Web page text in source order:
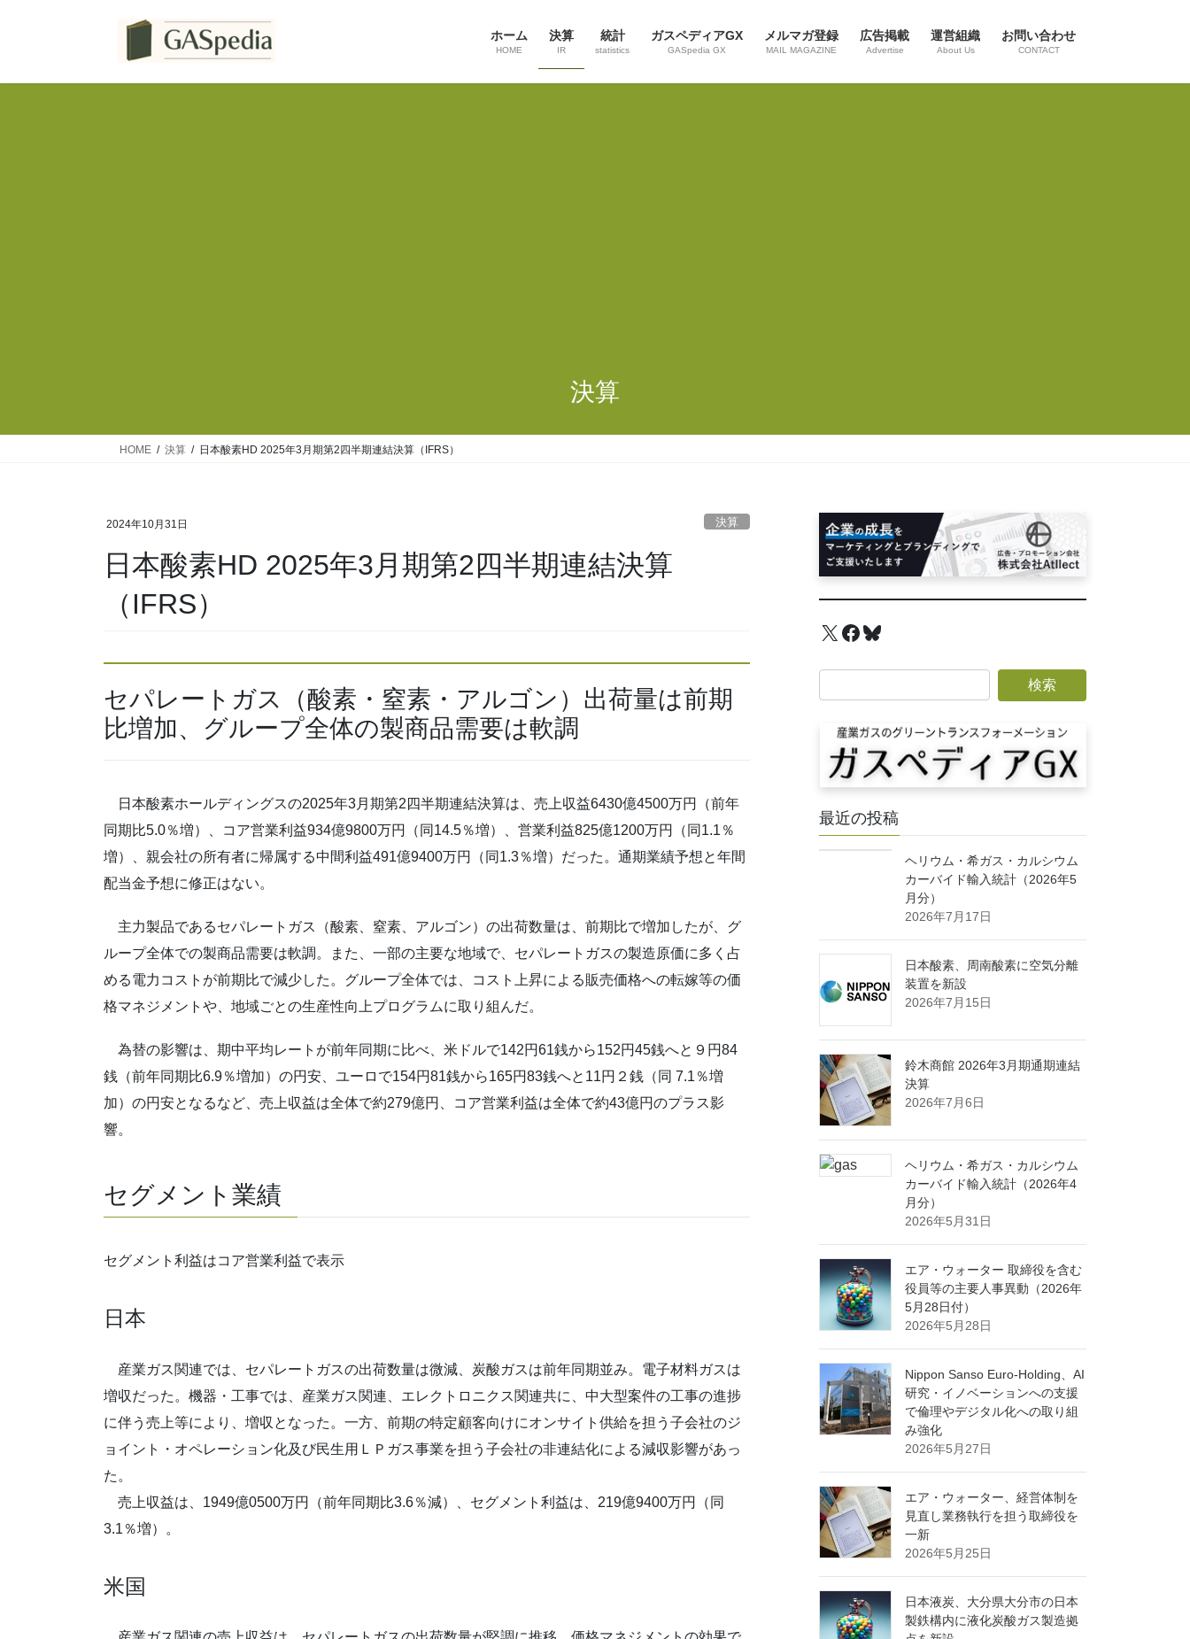
ホーム
HOME
決算
IR
統計
statistics
ガスペディアGX
GASpedia GX
メルマガ登録
MAIL MAGAZINE
広告掲載
Advertise
運営組織
About Us
お問い合わせ
CONTACT
決算
HOME 決算 日本酸素HD 2025年3月期第2四半期連結決算（IFRS）
2024年10月31日 決算
日本酸素HD 2025年3月期第2四半期連結決算
（IFRS）
セパレートガス（酸素・窒素・アルゴン）出荷量は前期
比増加、グループ全体の製商品需要は軟調
日本酸素ホールディングスの2025年3月期第2四半期連結決算は、売上収益6430億4500万円（前年
同期比5.0％増）、コア営業利益934億9800万円（同14.5％増）、営業利益825億1200万円（同1.1％
増）、親会社の所有者に帰属する中間利益491億9400万円（同1.3％増）だった。通期業績予想と年間
配当金予想に修正はない。
主力製品であるセパレートガス（酸素、窒素、アルゴン）の出荷数量は、前期比で増加したが、グ
ループ全体での製商品需要は軟調。また、一部の主要な地域で、セパレートガスの製造原価に多く占
める電力コストが前期比で減少した。グループ全体では、コスト上昇による販売価格への転嫁等の価
格マネジメントや、地域ごとの生産性向上プログラムに取り組んだ。
為替の影響は、期中平均レートが前年同期に比べ、米ドルで142円61銭から152円45銭へと９円84
銭（前年同期比6.9％増加）の円安、ユーロで154円81銭から165円83銭へと11円２銭（同 7.1％増
加）の円安となるなど、売上収益は全体で約279億円、コア営業利益は全体で約43億円のプラス影
響。
セグメント業績
セグメント利益はコア営業利益で表示
日本
産業ガス関連では、セパレートガスの出荷数量は微減、炭酸ガスは前年同期並み。電子材料ガスは
増収だった。機器・工事では、産業ガス関連、エレクトロニクス関連共に、中大型案件の工事の進捗
に伴う売上等により、増収となった。一方、前期の特定顧客向けにオンサイト供給を担う子会社のジ
ョイント・オペレーション化及び民生用ＬＰガス事業を担う子会社の非連結化による減収影響があっ
た。
売上収益は、1949億0500万円（前年同期比3.6％減）、セグメント利益は、219億9400万円（同
3.1％増）。
米国
X Facebook
Bluesky
最近の投稿
ヘリウム・希ガス・カルシウム
カーバイド輸入統計（2026年5
月分）
2026年7月17日
日本酸素、周南酸素に空気分離
装置を新設
2026年7月15日
鈴木商館 2026年3月期通期連結
決算
2026年7月6日
ヘリウム・希ガス・カルシウム
カーバイド輸入統計（2026年4
月分）
2026年5月31日
エア・ウォーター 取締役を含む
役員等の主要人事異動（2026年
5月28日付）
2026年5月28日
Nippon Sanso Euro-Holding、AI
研究・イノベーションへの支援
で倫理やデジタル化への取り組
み強化
2026年5月27日
エア・ウォーター、経営体制を
見直し業務執行を担う取締役を
一新
2026年5月25日
日本液炭、大分県大分市の日本
製鉄構内に液化炭酸ガス製造拠